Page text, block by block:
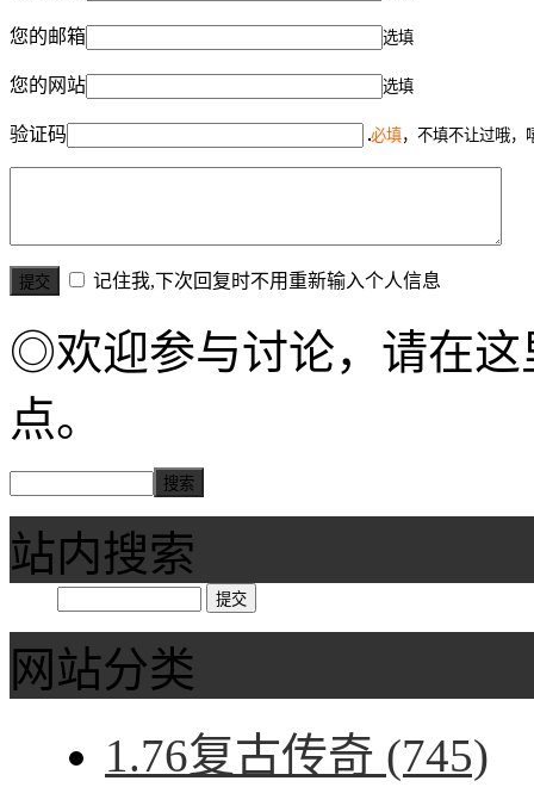
您的邮箱 选填
您的网站 选填
验证码 必填，不填不让过哦，
记住我,下次回复时不用重新输入个人信息
◎欢迎参与讨论，请在这
点。
站内搜索
网站分类
1.76复古传奇 (745)